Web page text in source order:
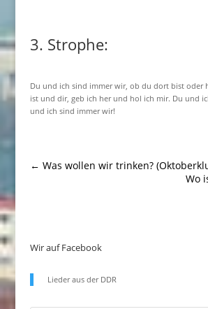
3. Strophe:
Du und ich sind immer wir, ob du dort bist oder
ist und dir, geb ich her und hol ich mir. Du und
und ich sind immer wir!
← Was wollen wir trinken?
Wo
Wir auf Facebook
Lieder aus der DDR